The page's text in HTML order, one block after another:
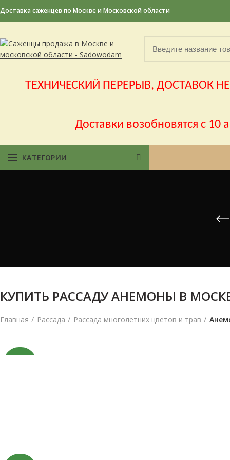
Доставка саженцев по Москве и Московской области
ТЕХНИЧЕСКИЙ ПЕРЕРЫВ, ДОСТАВОК НЕ
Доставки возобновятся с 10
КАТЕГОРИИ
КУПИТЬ РАССАДУ АНЕМОНЫ В
Главная Рассада Рассада многолетних цветов и трав